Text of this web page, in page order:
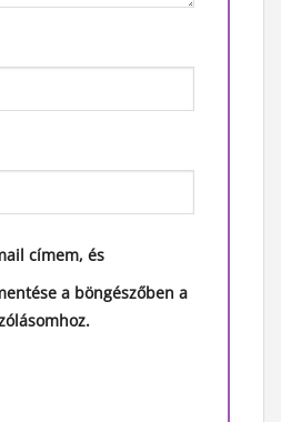
címem, és
a böngészőben a